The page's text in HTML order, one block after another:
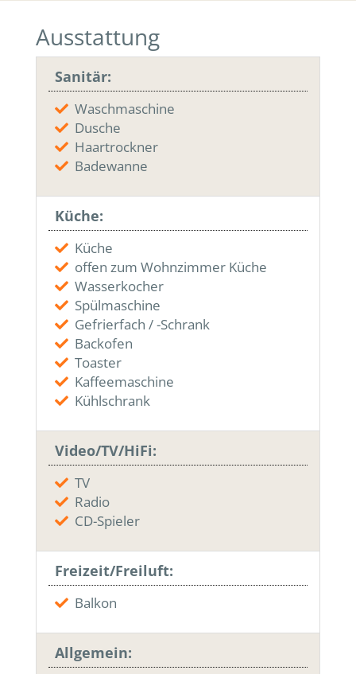
Ausstattung
Sanitär:
Waschmaschine
Dusche
Haartrockner
Badewanne
Küche:
Küche
offen zum Wohnzimmer Küche
Wasserkocher
Spülmaschine
Gefrierfach / -Schrank
Backofen
Toaster
Kaffeemaschine
Kühlschrank
Video/TV/HiFi:
TV
Radio
CD-Spieler
Freizeit/Freiluft:
Balkon
Allgemein: